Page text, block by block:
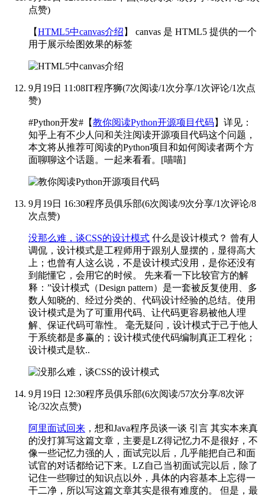
点赞)
【HTML5中canvas介绍 】
canvas 是 HTML5 提供的一个
用于展示绘图效果的标签
9月19日 11:08IT程序狮(7次阅读/1次分享/1次评论/1次点
赞)
#Python开发#【教你阅读Python开源项目代码】详见：
知乎上有不少人问和关注阅读开源项目代码这个问题，
本文将从推荐可阅读的Python项目和如何阅读者两个方
面聊聊这个话题。一起来看看。[喵喵]
9月19日 16:30程序员俱乐部(6次阅读/9次分享/1次评论/8
次点赞)
没那么难，谈CSS的设计模式 什么是设计模式？ 曾有人
调侃，设计模式是工程师用于跟别人显摆的，显得高大
上；也曾有人这么说，不是设计模式没用，是你还没有
到能懂它，会用它的时候。 先来看一下比较官方的解
释：”设计模式（Design pattern）是一套被反复使用、多
数人知晓的、经过分类的、代码设计经验的总结。使用
设计模式是为了可重用代码、让代码更容易被他人理
解、保证代码可靠性。 毫无疑问，设计模式于己于他人
于系统都是多赢的；设计模式使代码编制真正工程化；
设计模式是软..
9月19日 12:30程序员俱乐部(6次阅读/57次分享/8次评
论/32次点赞)
阿里面试回来 ，想和Java程序员谈一谈 引言 其实本来真
的没打算写这篇文章，主要是LZ得记忆力不是很好，不
像一些记忆力强的人，面试完以后，几乎能把自己和面
试官的对话都给记下来。LZ自己当初面试完以后，除了
记住一些聊过的知识点以外，具体的内容基本上忘得一
干二净，所以写这篇文章其实是很有难度的。 但是，最